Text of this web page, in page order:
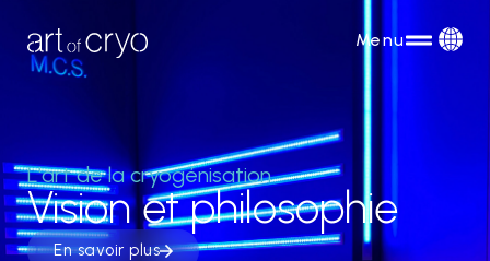
Menu
L'art de la cryogénisation
Vision et philosophie
En savoir plus